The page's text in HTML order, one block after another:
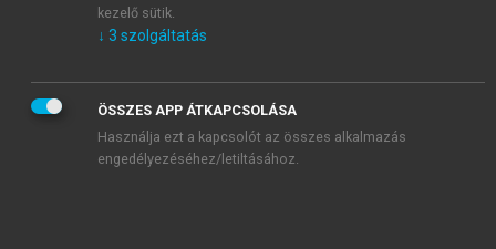
KIPRÓBÁLOM
kezelő sütik.
↓ 3 szolgáltatás
ÖSSZES APP ÁTKAPCSOLÁSA
Használja ezt a kapcsolót az összes alkalmazás
engedélyezéséhez/letiltásához.